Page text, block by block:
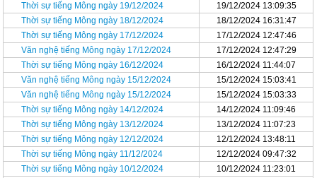
Thời sự tiếng Mông ngày 19/12/2024
19/12/2024 13:09:35
Thời sự tiếng Mông ngày 18/12/2024
18/12/2024 16:31:47
Thời sự tiếng Mông ngày 17/12/2024
17/12/2024 12:47:46
Văn nghệ tiếng Mông ngày 17/12/2024
17/12/2024 12:47:29
Thời sự tiếng Mông ngày 16/12/2024
16/12/2024 11:44:07
Văn nghệ tiếng Mông ngày 15/12/2024
15/12/2024 15:03:41
Văn nghệ tiếng Mông ngày 15/12/2024
15/12/2024 15:03:33
Thời sự tiếng Mông ngày 14/12/2024
14/12/2024 11:09:46
Thời sự tiếng Mông ngày 13/12/2024
13/12/2024 11:07:23
Thời sự tiếng Mông ngày 12/12/2024
12/12/2024 13:48:11
Thời sự tiếng Mông ngày 11/12/2024
12/12/2024 09:47:32
Thời sự tiếng Mông ngày 10/12/2024
10/12/2024 11:23:01